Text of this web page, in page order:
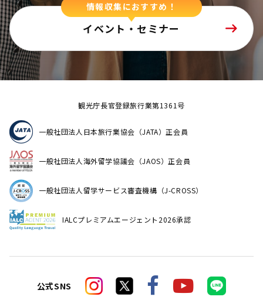
情報収集におすすめ！
イベント・セミナー
観光庁長官登録旅行業第1361号
一般社団法人日本旅行業協会（JATA）正会員
一般社団法人海外留学協議会（JAOS）正会員
一般社団法人留学サービス審査機構（J-CROSS）
IALCプレミアムエージェント2026承認
公式SNS